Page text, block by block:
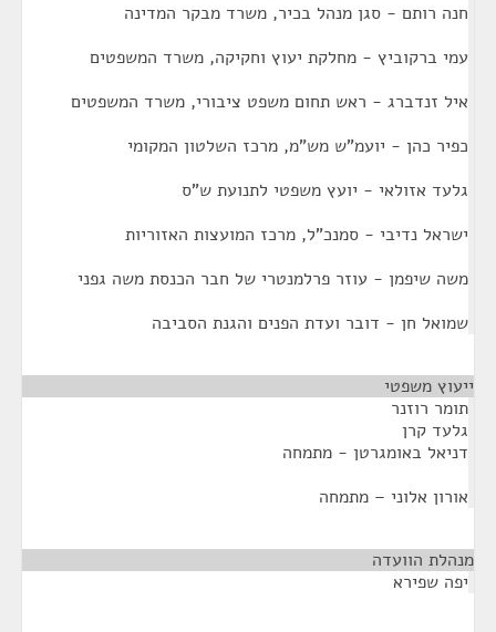
חנה רותם - סגן מנהל בכיר, משרד מבקר המדינה
עמי ברקוביץ - מחלקת יעוץ וחקיקה, משרד המשפטים
איל זנדברג - ראש תחום משפט ציבורי, משרד המשפטים
כפיר כהן - יועמ"ש מש"מ, מרכז השלטון המקומי
גלעד אזולאי - יועץ משפטי לתנועת ש"ס
ישראל נדיבי - סמנכ"ל, מרכז המועצות האזוריות
משה שיפמן - עוזר פרלמנטרי של חבר הכנסת משה גפני
שמואל חן - דובר ועדת הפנים והגנת הסביבה
ייעוץ משפטי
תומר רוזנר
גלעד קרן
דניאל באומגרטן - מתמחה
אורון אלוני – מתמחה
מנהלת הוועדה
יפה שפירא